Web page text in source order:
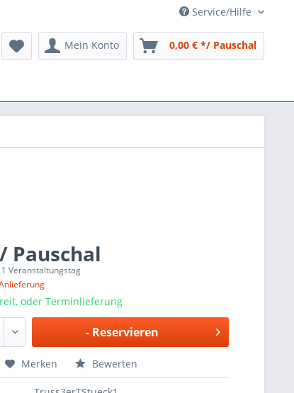
Service/Hilfe
Mein Konto 0,00 € */ Pauschal
Pauschal
1 Veranstaltungstag
oder Terminlieferung
- Reservieren
Merken Bewerten